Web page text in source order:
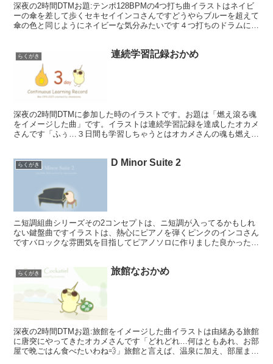
深夜の2時間DTMお題:テンポ128BPMの4つ打ち曲イラストはネイビ
ーの傘を差して歩くセキセイインコさんですどうやらブルーを超えて
傘の色と同じようにネイビーな気分みたいです４つ打ちのドラムにピ
らくがき 連続学習記録おかめ
深夜の2時間DTMに参加した時のイラストです。お題は「燃え滾る魂
をイメージした曲」です。イラストは連続学習記録を達成したオカメ
さんです「ふぅ…３日間も学習しちゃうとはオカメさんの魂も燃え滾
らくがき D Minor Suite 2
ニ短調組曲シリーズその2コンセプトは、ニ短調が入ってるかもしれ
ない鍵盤曲ですイラストは、熱心にピアノを弾くピンクのインコさん
ですバロックな雰囲気を目指してピアノソロに作りました良かったら
らくがき 旅館なおかめ
深夜の2時間DTMお題:旅館をイメージした曲イラストは由緒ある旅館
に唐突にやってきたオカメさんです「どれどれ…何はともあれ、お部
屋で晩ごはん食べたいわね💨」旅館と言えば、温泉に加え、部屋まで